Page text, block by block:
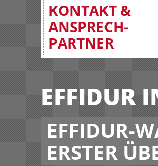
KONTAKT &
ANSPRECH-
PARTNER
EFFIDUR
EFFIDUR-
ERSTER